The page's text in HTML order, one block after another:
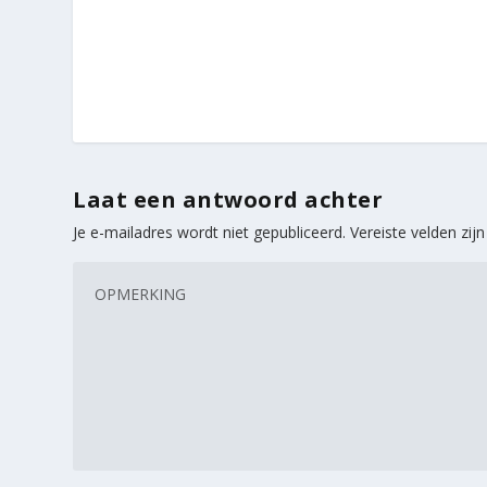
Laat een antwoord achter
Je e-mailadres wordt niet gepubliceerd. Vereiste velden